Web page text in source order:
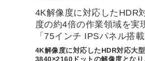
4K解像度に対応したHDR
度の約4倍の作業領域を実
「75インチ IPSパネル搭
4K解像度に対応したHDR対応大
3840×2160ドットの解像度となり